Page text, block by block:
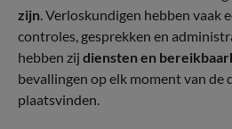
zijn. Verloskundigen hebben vaak
controles, gesprekken en
hebben zij diensten en
bevallingen op elk moment van de
plaatsvinden.